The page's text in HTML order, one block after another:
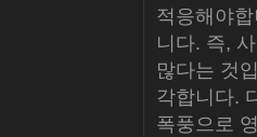
적응해야
니다. 즉,
많다는 것
각합니다.
폭풍으로